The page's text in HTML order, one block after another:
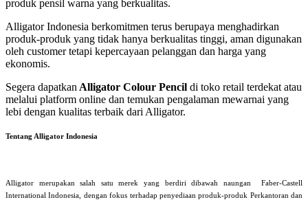
produk pensil warna yang berkualitas.
Alligator Indonesia berkomitmen terus berupaya menghadirkan
produk-produk yang tidak hanya berkualitas tinggi, aman digunakan
oleh customer tetapi kepercayaan pelanggan dan harga yang
ekonomis.
Segera dapatkan Alligator Colour Pencil di toko retail terdekat atau
melalui platform online dan temukan pengalaman mewarnai yang
lebi dengan kualitas terbaik dari Alligator.
Tentang Alligator Indonesia
Alligator merupakan salah satu merek yang berdiri dibawah naungan Faber-Castell
International Indonesia, dengan fokus terhadap penyediaan produk-produk Perkantoran dan